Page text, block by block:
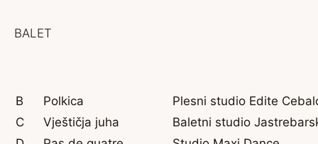
BALET
B Polkica
Plesni studio Edite
C
Vještičja juha
Baletni studio